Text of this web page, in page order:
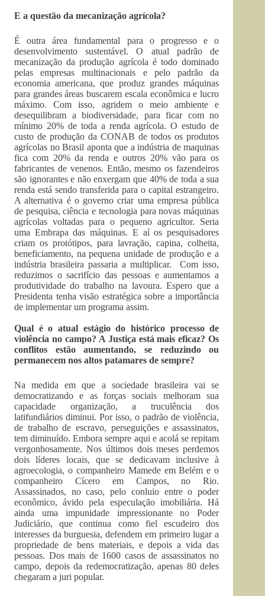
E a questão da mecanização agrícola?
É outra área fundamental para o progresso e o
desenvolvimento sustentável. O atual padrão de
mecanização da produção agrícola é todo dominado
pelas empresas multinacionais e pelo padrão da
economia americana, que produz grandes máquinas
para grandes áreas buscarem escala econômica e lucro
máximo. Com isso, agridem o meio ambiente e
desequilibram a biodiversidade, para ficar com no
mínimo 20% de toda a renda agrícola. O estudo de
custo de produção da CONAB de todos os produtos
agrícolas no Brasil aponta que a indústria de maquinas
fica com 20% da renda e outros 20% vão para os
fabricantes de venenos. Então, mesmo os fazendeiros
são ignorantes e não enxergam que 40% de toda a sua
renda está sendo transferida para o capital estrangeiro.
A alternativa é o governo criar uma empresa pública
de pesquisa, ciência e tecnologia para novas máquinas
agrícolas voltadas para o pequeno agricultor. Seria
uma Embrapa das máquinas. E aí os pesquisadores
criam os protótipos, para lavração, capina, colheita,
beneficiamento, na pequena unidade de produção e a
indústria brasileira passaria a multiplicar. Com isso,
reduzimos o sacrifício das pessoas e aumentamos a
produtividade do trabalho na lavoura. Espero que a
Presidenta tenha visão estratégica sobre a importância
de implementar um programa assim.
Qual é o atual estágio do histórico processo de
violência no campo? A Justiça está mais eficaz? Os
conflitos estão aumentando, se reduzindo ou
permanecem nos altos patamares de sempre?
Na medida em que a sociedade brasileira vai se
democratizando e as forças sociais melhoram sua
capacidade organização, a truculência dos
latifundiários diminui. Por isso, o padrão de violência,
de trabalho de escravo, perseguições e assassinatos,
tem diminuído. Embora sempre aqui e acolá se repitam
vergonhosamente. Nos últimos dois meses perdemos
dois líderes locais, que se dedicavam inclusive à
agroecologia, o companheiro Mamede em Belém e o
companheiro Cícero em Campos, no Rio.
Assassinados, no caso, pelo conluio entre o poder
econômico, ávido pela especulação imobiliária. Há
ainda uma impunidade impressionante no Poder
Judiciário, que continua como fiel escudeiro dos
interesses da burguesia, defendem em primeiro lugar a
propriedade de bens materiais, e depois a vida das
pessoas. Dos mais de 1600 casos de assassinatos no
campo, depois da redemocratização, apenas 80 deles
chegaram a juri popular.